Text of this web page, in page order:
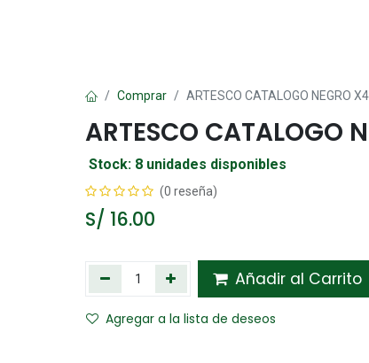
Comprar ARTESCO CATALOGO NEGRO
ARTESCO CATALOGO
Stock: 8 unidades disponibles
(0 reseña)
S/ 16.00
Añadir al Carrito
Agregar a la lista de deseos